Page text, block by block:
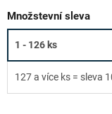
Množstevní sleva
1 - 126 ks
127 a více ks = sleva